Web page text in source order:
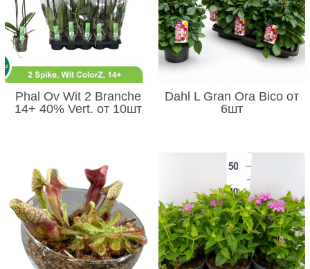
Phal Ov Wit 2 Branche
14+ 40% Vert. от 10шт
Dahl L Gran Ora Bico от
6шт